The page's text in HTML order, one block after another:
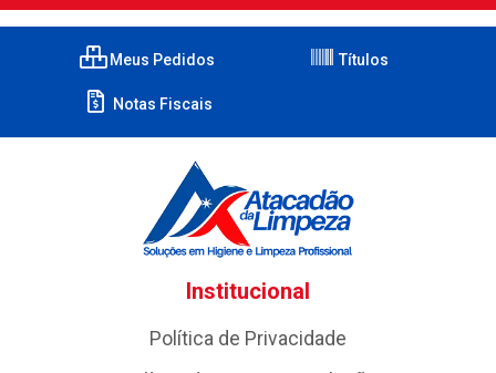
Meus Pedidos Títulos
Notas Fiscais
Institucional
Política de Privacidade